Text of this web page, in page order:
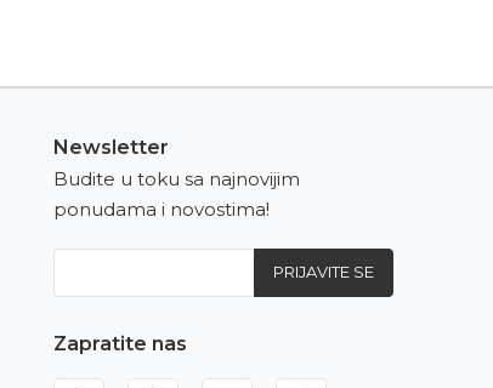
Newsletter
Budite u toku sa najnovijim
ponudama i novostima!
PRIJAVITE SE
Zapratite nas